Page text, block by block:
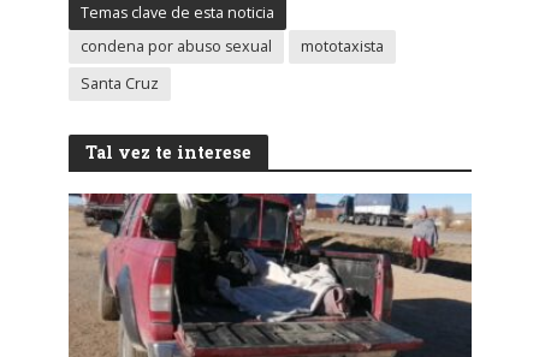
Temas clave de esta noticia
condena por abuso sexual
mototaxista
Santa Cruz
Tal vez te interese